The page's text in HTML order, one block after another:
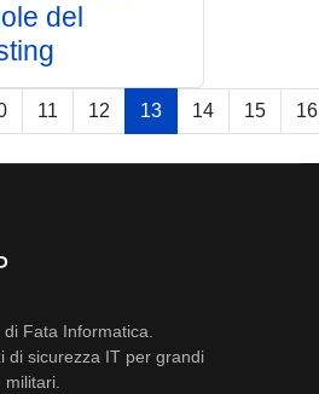
del
Pagina 13 di 33
11 12 13 14 15 16
Fata Informatica.
di sicurezza IT per grandi